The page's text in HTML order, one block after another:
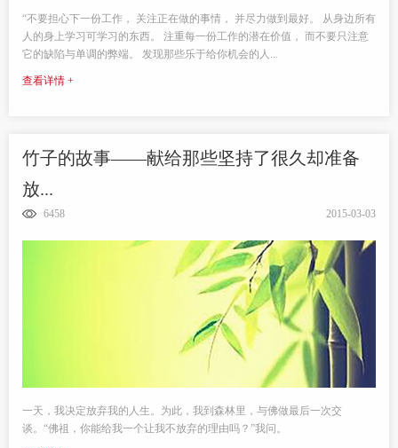
“不要担心下一份工作， 关注正在做的事情， 并尽力做到最好。 从身边所有
人的身上学习可学习的东西。 注重每一份工作的潜在价值， 而不要只注意
它的缺陷与单调的弊端。 发现那些乐于给你机会的人...
查看详情 +
竹子的故事——献给那些坚持了很久却准备
放...
6458 2015-03-03
一天，我决定放弃我的人生。为此，我到森林里，与佛做最后一次交
谈。“佛祖，你能给我一个让我不放弃的理由吗？”我问。